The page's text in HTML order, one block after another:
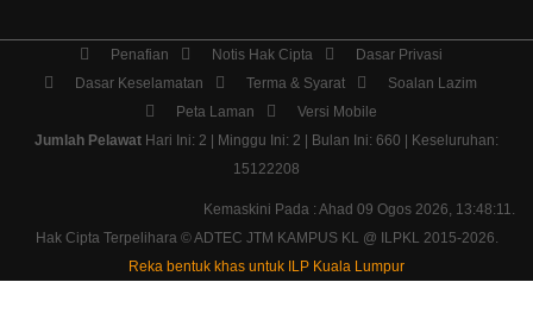
Penafian Notis Hak Cipta
Dasar Privasi
Dasar Keselamatan
Terma & Syarat
Soalan Lazim
Peta Laman
Versi Mobile
Jumlah Pelawat Hari Ini: 2 | Minggu Ini: 2 | Bulan Ini: 660 | Keseluruhan:
15122208
Kemaskini Pada : Ahad 09 Ogos 2026, 13:48:11.
Hak Cipta Terpelihara ©ADTEC JTM KAMPUS KL @ ILPKL 2015-2026.
Reka bentuk khas untuk ILP Kuala Lumpur